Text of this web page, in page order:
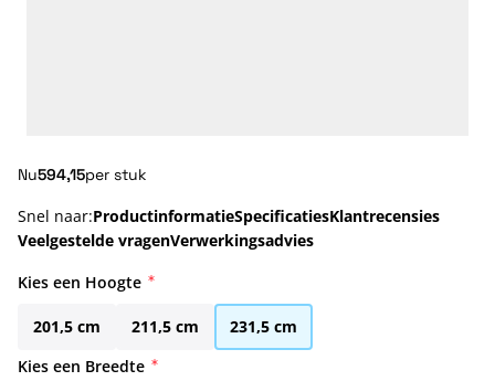
Nu594,15per stuk
Snel naar:ProductinformatieSpecificatiesKlantrecensies
Veelgestelde vragenVerwerkingsadvies
Kies een Hoogte
201,5 cm 211,5 cm
231,5 cm
Kies een Breedte